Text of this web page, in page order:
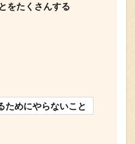
をたくさんする
ためにやらないこと